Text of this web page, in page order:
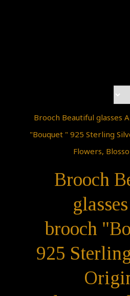
Brooch
brooch
925